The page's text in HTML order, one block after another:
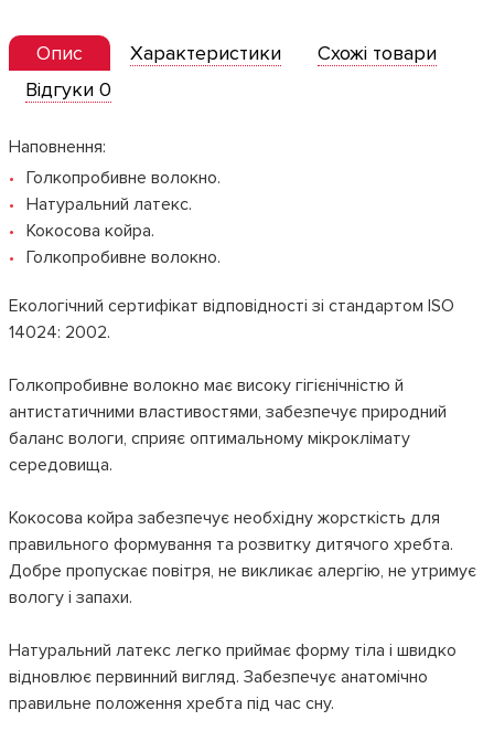
Опис Характеристики
Схожі товари
Відгуки 0
Наповнення:
Голкопробивне волокно.
Натуральний латекс.
Кокосова койра.
Голкопробивне волокно.
Екологічний сертифікат відповідності зі стандартом ISO
14024: 2002.
Голкопробивне волокно має високу гігієнічністю й
антистатичними властивостями, забезпечує природний
баланс вологи, сприяє оптимальному мікроклімату
середовища.
Кокосова койра забезпечує необхідну жорсткість для
правильного формування та розвитку дитячого хребта.
Добре пропускає повітря, не викликає алергію, не утримує
вологу і запахи.
Натуральний латекс легко приймає форму тіла і швидко
відновлює первинний вигляд. Забезпечує анатомічно
правильне положення хребта під час сну.